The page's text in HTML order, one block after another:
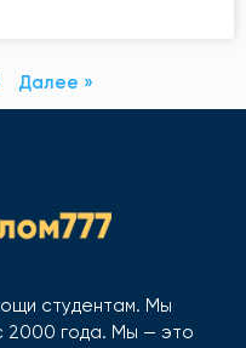
Далее »
студентам. Мы
2000 года. Мы — это